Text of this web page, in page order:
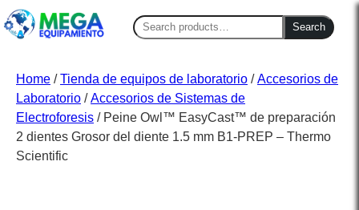
Search
for:
Search
Home /Tienda de equipos de laboratorio /Accesorios de
Laboratorio /Accesorios de Sistemas de
Electroforesis / Peine Owl™ EasyCast™ de preparación
2 dientes Grosor del diente 1.5 mm B1-PREP – Thermo
Scientific